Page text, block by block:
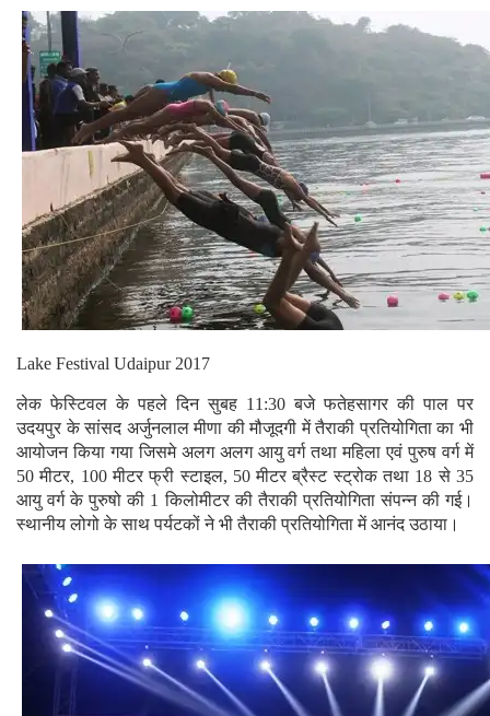
Lake Festival Udaipur 2017
लेक फेस्टिवल के पहले दिन सुबह 11:30 बजे फतेहसागर की पाल पर
उदयपुर के सांसद अर्जुनलाल मीणा की मौजूदगी में तैराकी प्रतियोगिता का भी
आयोजन किया गया जिसमे अलग अलग आयु वर्ग तथा महिला एवं पुरुष वर्ग में
50 मीटर, 100 मीटर फ्री स्टाइल, 50 मीटर ब्रैस्ट स्ट्रोक तथा 18 से 35
आयु वर्ग के पुरुषो की 1 किलोमीटर की तैराकी प्रतियोगिता संपन्न की गई।
स्थानीय लोगो के साथ पर्यटकों ने भी तैराकी प्रतियोगिता में आनंद उठाया।